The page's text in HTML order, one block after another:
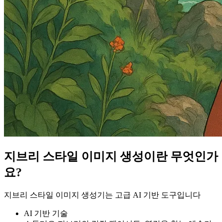
지브리 스타일 이미지 생성이란 무엇인가
요?
지브리 스타일 이미지 생성기는 고급 AI 기반 도구입니다
AI 기반 기술